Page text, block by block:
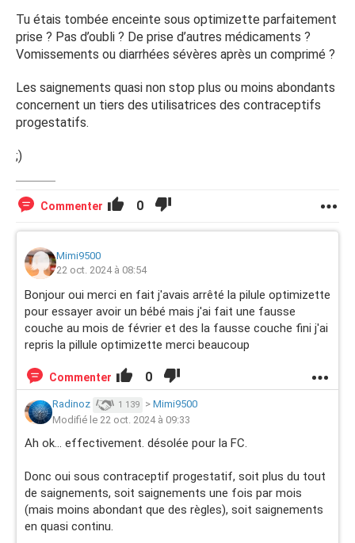
Tu étais tombée enceinte sous optimizette parfaitement
prise ? Pas d’oubli ? De prise d’autres médicaments ?
Vomissements ou diarrhées sévères après un comprimé ?
Les saignements quasi non stop plus ou moins abondants
concernent un tiers des utilisatrices des contraceptifs
progestatifs.
;)
Commenter 0
Mimi9500
22 oct. 2024 à 08:54
Bonjour oui merci en fait j'avais arrêté la pilule optimizette
pour essayer avoir un bébé mais j'ai fait une fausse
couche au mois de février et des la fausse couche fini j'ai
repris la pillule optimizette merci beaucoup
Commenter 0
Radinoz 1 139 > Mimi9500
Modifié le 22 oct. 2024 à 09:33
Ah ok… effectivement. désolée pour la FC.
Donc oui sous contraceptif progestatif, soit plus du tout
de saignements, soit saignements une fois par mois
(mais moins abondant que des règles), soit saignements
en quasi continu.